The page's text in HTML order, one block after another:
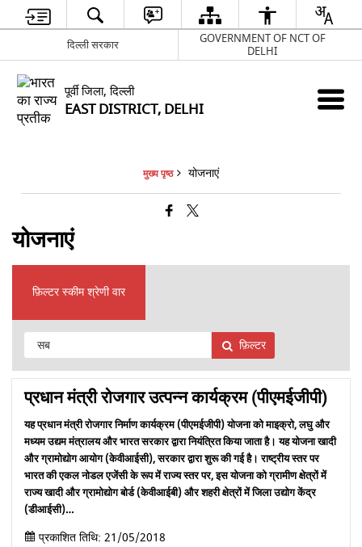
दिल्ली सरकार
GOVERNMENT OF NCT OF
DELHI
पूर्वी जिला, दिल्ली
EAST DISTRICT, DELHI
मुख्य पृष्ठ योजनाएं
योजनाएं
फ़िल्टर स्कीम श्रेणी वार
फ़िल्टर
प्रधान मंत्री रोजगार उत्पन्न कार्यक्रम (पीएमईजीपी)
यह प्रधान मंत्री रोजगार निर्माण कार्यक्रम (पीएमईजीपी) योजना को माइक्रो, लघु और
मध्यम उद्यम मंत्रालय और भारत सरकार द्वारा नियंत्रित किया जाता है। यह योजना खादी
और ग्रामोद्योग आयोग (केवीआईसी), सरकार द्वारा शुरू की गई है। राष्ट्रीय स्तर पर
भारत की एकल नोडल एजेंसी के रूप में राज्य स्तर पर, इस योजना को ग्रामीण क्षेत्रों में
राज्य खादी और ग्रामोद्योग बोर्ड (केवीआईबी) और शहरी क्षेत्रों में जिला उद्योग केंद्र
(डीआईसी)…
प्रकाशित तिथि: 21/05/2018